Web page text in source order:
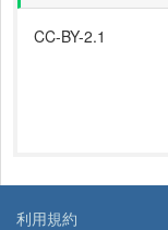
CC-BY-2.1
利用規約